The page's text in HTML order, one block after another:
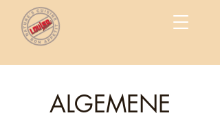
ALGEMENE